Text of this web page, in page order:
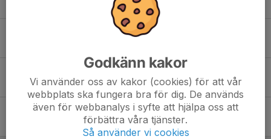
Ungdomar, dags att betala era medlemsavgifter!
Vinst mot Exiles
18 maj 2013 0
Bilder från Vårcupen på plats!
7 maj 2013 0
Godkänn kakor
Vi använder oss av kakor (cookies) för att vår
webbplats ska fungera bra för dig. De används
även för webbanalys i syfte att hjälpa oss att
förbättra våra tjänster.
Så använder vi cookies